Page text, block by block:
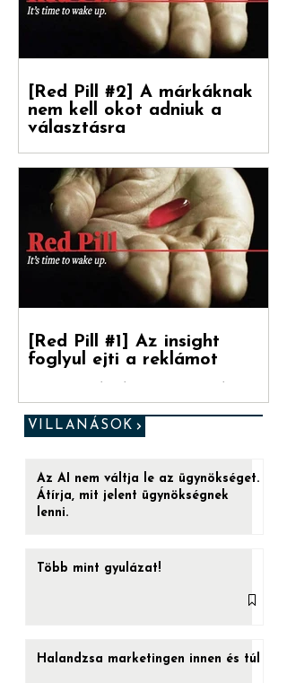
[Red Pill #2] A márkáknak
nem kell okot adniuk a
választásra
Debreceni Jánossal, a Hogyan nőnek a
márkák című könyv fordítójával
beszélgettünk a marketinges
paradigmaváltásról és annak megannyi...
[Red Pill #1] Az insight
foglyul ejti a reklámot
„Ez az utolsó esélyed. (...) Ha a kéket
ágyadban, azt hiszed, amit hinni akarsz.
De ha a...
VILLANÁSOK